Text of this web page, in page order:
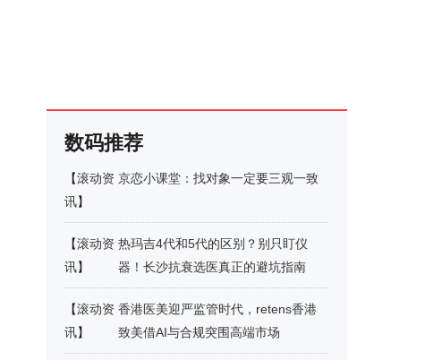
数码推荐
【滚动资
讯】
京恋小课堂：找对象一定要三观一致
【滚动资
讯】
热玛吉4代和5代的区别？别只盯仪
器！长沙抗衰选医真正的避坑指南
【滚动资
讯】
香港医美迎严监管时代，retens香港
致美借AI与合规突围高端市场